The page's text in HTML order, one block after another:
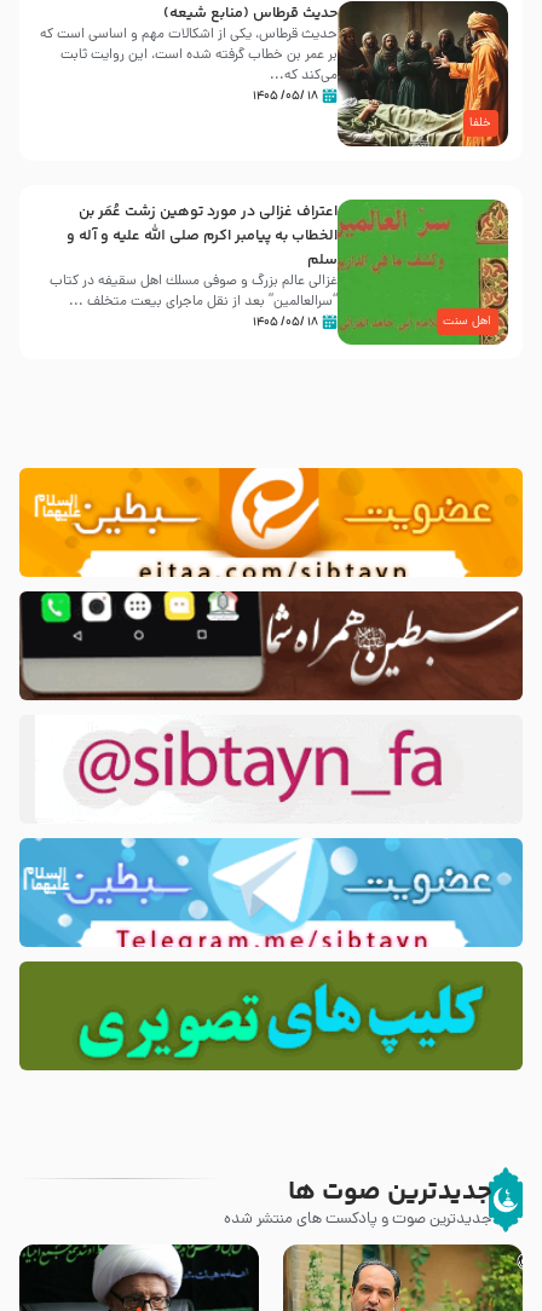
خلفا
حدیث قرطاس (منابع شیعه)
حدیث قرطاس، یکی از اشکالات مهم و اساسی است که
بر عمر بن خطاب گرفته شده است، این روایت ثابت
می‌کند که...
۱۸ /۰۵/ ۱۴۰۵
اهل سنت
اعتراف غزالی در مورد توهین زشت عُمَر بن
الخطاب به پیامبر اکرم صلی الله علیه و آله و
سلم
غزالی عالم بزرگ و صوفی مسلك اهل سقيفه در کتاب
“سرالعالمین” بعد از نقل ماجرای بیعت متخلف ...
۱۸ /۰۵/ ۱۴۰۵
جدیدترین صوت ها
جدیدترین صوت و پادکست های منتشر شده